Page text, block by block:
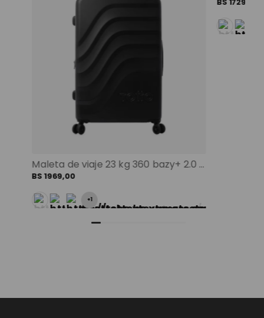
Maleta de viaje 23 kg 360 bazy+ 2.0 bodega negro color: negro
BS 1969,00
+1